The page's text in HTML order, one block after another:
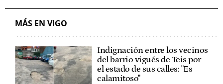
MÁS EN VIGO
Indignación entre los vecinos
del barrio vigués de Teis por
el estado de sus calles: "Es
calamitoso"